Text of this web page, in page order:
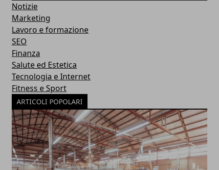
Notizie
Marketing
Lavoro e formazione
SEO
Finanza
Salute ed Estetica
Tecnologia e Internet
Fitness e Sport
ARTICOLI POPOLARI